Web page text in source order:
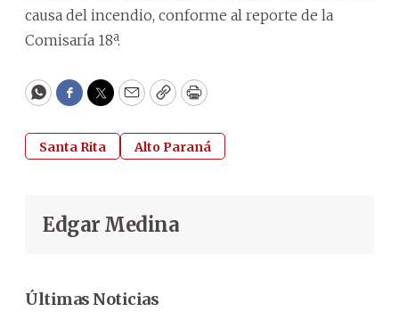
causa del incendio, conforme al reporte de la
Comisaría 18ª.
WhatsApp
Facebook
Twitter
EmailCopyPrint
Santa Rita Alto Paraná
Edgar Medina
Últimas Noticias